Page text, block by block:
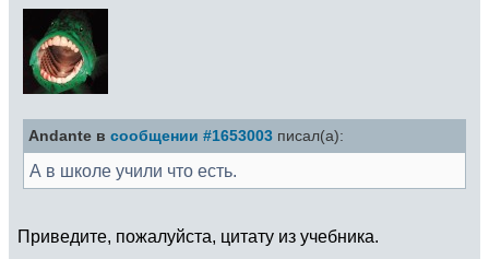
Andante в сообщении #1653003 писал(а):
А в школе учили что есть.
Приведите, пожалуйста, цитату из учебника.